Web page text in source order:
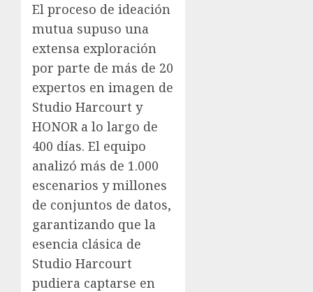
El proceso de ideación
mutua supuso una
extensa exploración
por parte de más de 20
expertos en imagen de
Studio Harcourt y
HONOR a lo largo de
400 días. El equipo
analizó más de 1.000
escenarios y millones
de conjuntos de datos,
garantizando que la
esencia clásica de
Studio Harcourt
pudiera captarse en